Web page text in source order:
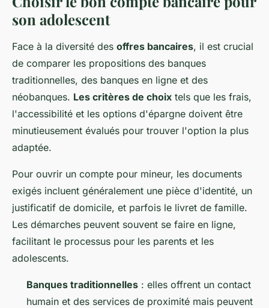
son adolescent
Face à la diversité des offres bancaires, il est crucial
de comparer les propositions des banques
traditionnelles, des banques en ligne et des
néobanques. Les critères de choix tels que les frais,
l'accessibilité et les options d'épargne doivent être
minutieusement évalués pour trouver l'option la plus
adaptée.
Pour ouvrir un compte pour mineur, les documents
exigés incluent généralement une pièce d'identité, un
justificatif de domicile, et parfois le livret de famille.
Les démarches peuvent souvent se faire en ligne,
facilitant le processus pour les parents et les
adolescents.
Banques traditionnelles : elles offrent un contact
humain et des services de proximité mais peuvent